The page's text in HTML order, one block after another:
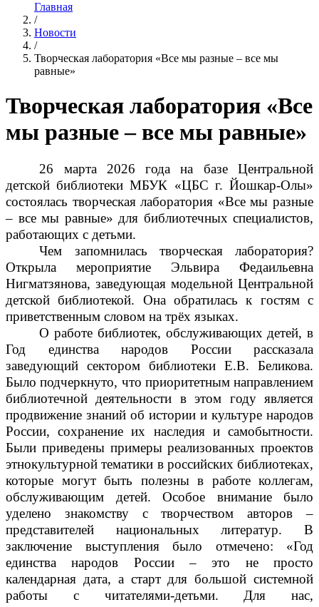
Главная
/
Новости
/
Творческая лаборатория «Все мы разные – все мы
равные»
Творческая лаборатория «Все
мы разные – все мы равные»
26 марта 2026 года на базе Центральной
детской библиотеки МБУК «ЦБС г. Йошкар-Олы»
состоялась творческая лаборатория «Все мы разные
– все мы равные» для библиотечных специалистов,
работающих с детьми.
Чем запомнилась творческая лаборатория?
Открыла мероприятие Эльвира Федаильевна
Нигматзянова, заведующая модельной Центральной
детской библиотекой. Она обратилась к гостям с
приветственным словом на трёх языках.
О работе библиотек, обслуживающих детей, в
Год единства народов России рассказала
заведующий сектором библиотеки Е.В. Беликова.
Было подчеркнуто, что приоритетным направлением
библиотечной деятельности в этом году является
продвижение знаний об истории и культуре народов
России, сохранение их наследия и самобытности.
Были приведены примеры реализованных проектов
этнокультурной тематики в российских библиотеках,
которые могут быть полезны в работе коллегам,
обслуживающим детей. Особое внимание было
уделено знакомству с творчеством авторов –
представителей национальных литератур. В
заключение выступления было отмечено: «Год
единства народов России – это не просто
календарная дата, а старт для большой системной
работы с читателями-детьми. Для нас,